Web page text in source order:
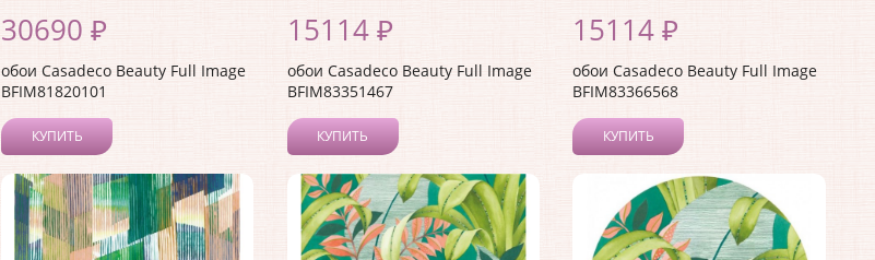
30690 ₽
обои Casadeco Beauty Full Image
BFIM81820101
КУПИТЬ
15114 ₽
обои Casadeco Beauty Full Image
BFIM83351467
КУПИТЬ
15114 ₽
обои Casadeco Beauty Full Image
BFIM83366568
КУПИТЬ